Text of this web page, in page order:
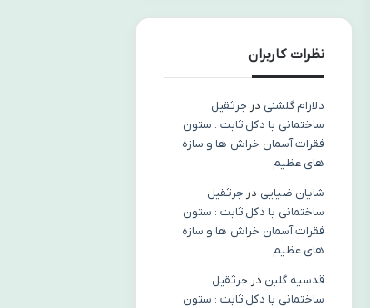
نظرات کاربران
دلارام گلشنی در جرثقیل
ساختمانی با دکل ثابت : ستون
فقرات آسمان خراش ها و سازه
های عظیم
شایان ضیایی در جرثقیل
ساختمانی با دکل ثابت : ستون
فقرات آسمان خراش ها و سازه
های عظیم
قدسیه گلبن در جرثقیل
ساختمانی با دکل ثابت : ستون